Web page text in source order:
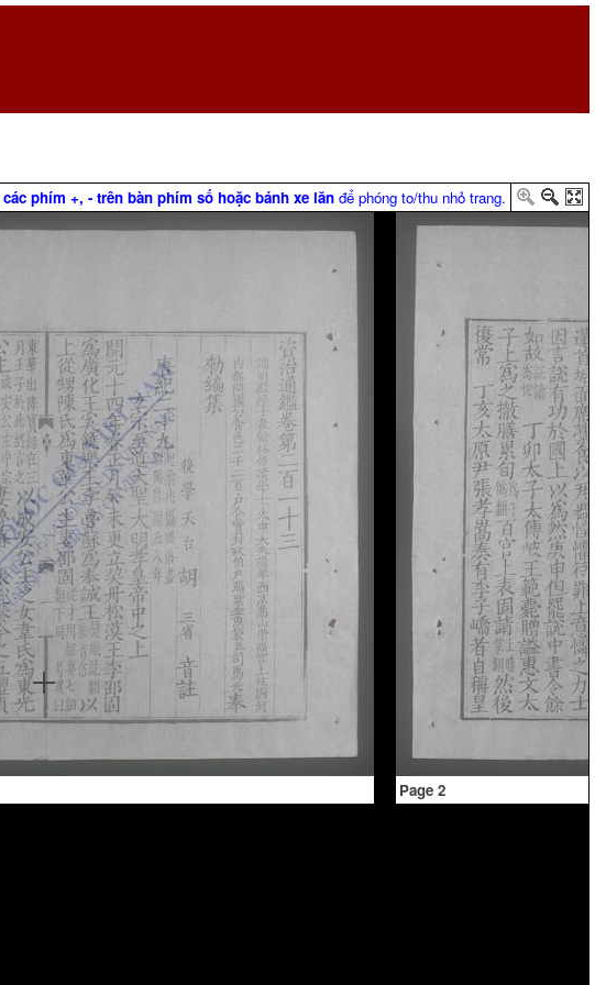
các phím +, - trên bàn phím số hoặc bánh xe lăn để phóng to/thu nhỏ trang.
Page 2